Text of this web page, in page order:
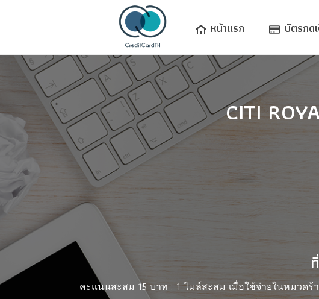
หน้าแรก บัตรกด
CITI
คะแนนสะสม 15 บาท : 1 ไมล์สะสม เมื่อใช้จ่ายในหมวดร้